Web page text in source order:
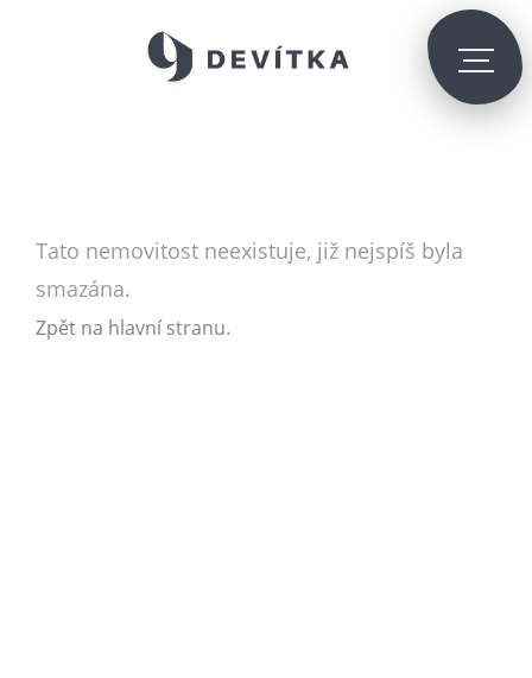
Tato nemovitost neexistuje, již nejspíš byla
smazána.
Zpět na hlavní stranu.